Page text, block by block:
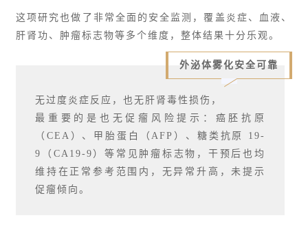
这项研究也做了非常全面的安全监测，覆盖炎症、血液、
肝肾功、肿瘤标志物等多个维度，整体结果十分乐观。
外泌体雾化安全可靠
无过度炎症反应，也无肝肾毒性损伤，
最重要的是也无促瘤风险提示：癌胚抗原
（CEA）、甲胎蛋白（AFP）、糖类抗原 19-
9（CA19-9）等常见肿瘤标志物，干预后也均
维持在正常参考范围内，无异常升高，未提示
促瘤倾向。